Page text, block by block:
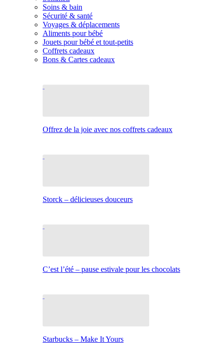
Soins & bain
Sécurité & santé
Voyages & déplacements
Aliments pour bébé
Jouets pour bébé et tout-petits
Coffrets cadeaux
Bons & Cartes cadeaux
Offrez de la joie avec nos coffrets cadeaux
Storck – délicieuses douceurs
C’est l’été – pause estivale pour les chocolats
Starbucks – Make It Yours